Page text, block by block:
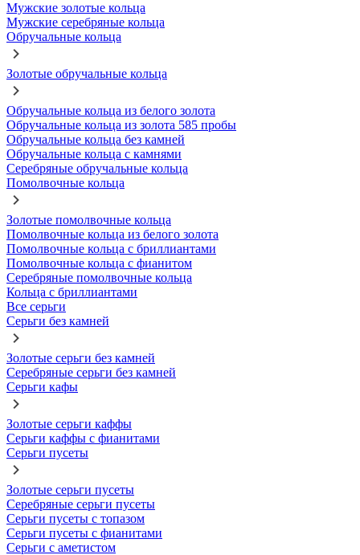
Мужские золотые кольца
Мужские серебряные кольца
Обручальные кольца
Золотые обручальные кольца
Обручальные кольца из белого золота
Обручальные кольца из золота 585 пробы
Обручальные кольца без камней
Обручальные кольца с камнями
Серебряные обручальные кольца
Помолвочные кольца
Золотые помолвочные кольца
Помолвочные кольца из белого золота
Помолвочные кольца с бриллиантами
Помолвочные кольца с фианитом
Серебряные помолвочные кольца
Кольца с бриллиантами
Все серьги
Серьги без камней
Золотые серьги без камней
Серебряные серьги без камней
Серьги кафы
Золотые серьги каффы
Серьги каффы с фианитами
Серьги пусеты
Золотые серьги пусеты
Серебряные серьги пусеты
Серьги пусеты с топазом
Серьги пусеты с фианитами
Серьги с аметистом